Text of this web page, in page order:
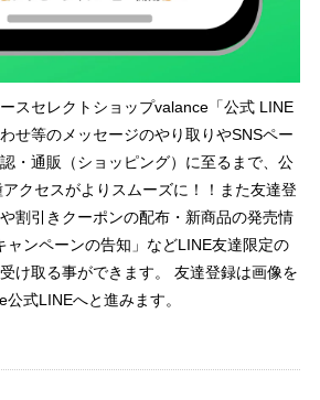
スセレクトショップvalance「公式 LINE
せ等のメッセージのやり取りやSNSペー
・通販（ショッピング）に至るまで、公
クセスがよりスムーズに！！また友達登
割引きクーポンの配布・新商品の発売情
ャンペーンの告知」などLINE友達限定の
け取る事ができます。 友達登録は画像を
式LINEへと進みます。